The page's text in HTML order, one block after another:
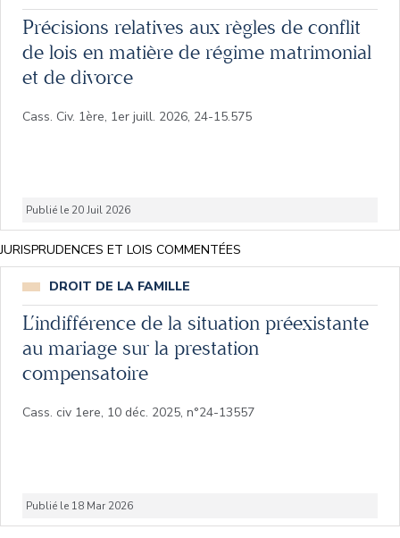
Précisions relatives aux règles de conflit
de lois en matière de régime matrimonial
et de divorce
Cass. Civ. 1ère, 1er juill. 2026, 24-15.575
Publié le 20 Juil 2026
JURISPRUDENCES ET LOIS COMMENTÉES
DROIT DE LA FAMILLE
L’indifférence de la situation préexistante
au mariage sur la prestation
compensatoire
Cass. civ 1ere, 10 déc. 2025, n°24-13557
Publié le 18 Mar 2026